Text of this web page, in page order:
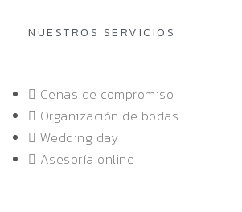
NUESTROS SERVICIOS
Cenas de compromiso
Organización de bodas
Wedding day
Asesoría online